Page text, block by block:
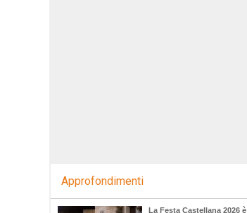
Approfondimenti
La Festa Castellana 2026 è